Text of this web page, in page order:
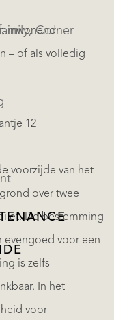
inwonend
– of als volledig
12
voorzijde van het
over twee
De bestemming
evengoed voor een
is zelfs
In het
voor
Corner